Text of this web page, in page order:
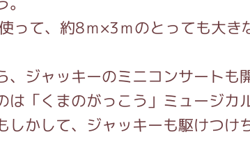
って、約8ｍ×3ｍのとっても大き
、ジャッキーのミニコンサートも
は「くまのがっこう」ミュージカ
しかして、ジャッキーも駆けつけ